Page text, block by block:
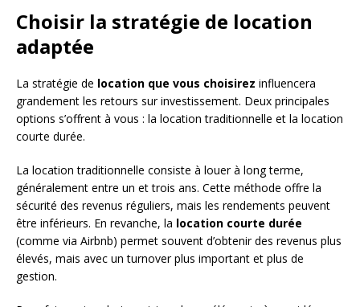
Choisir la stratégie de location
adaptée
La stratégie de location que vous choisirez influencera
grandement les retours sur investissement. Deux principales
options s’offrent à vous : la location traditionnelle et la location
courte durée.
La location traditionnelle consiste à louer à long terme,
généralement entre un et trois ans. Cette méthode offre la
sécurité des revenus réguliers, mais les rendements peuvent
être inférieurs. En revanche, la location courte durée
(comme via Airbnb) permet souvent d’obtenir des revenus plus
élevés, mais avec un turnover plus important et plus de
gestion.